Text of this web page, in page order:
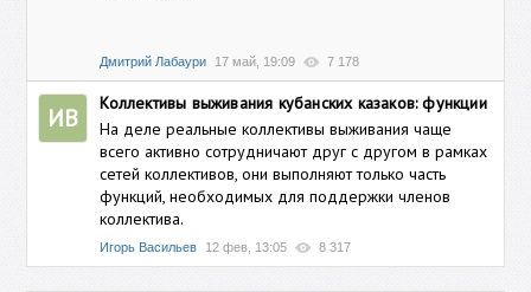
Дмитрий Лабаури 17 май, 19:09 7 178
ИВ
Коллективы выживания кубанских казаков: функции
На деле реальные коллективы выживания чаще
всего активно сотрудничают друг с другом в рамках
сетей коллективов, они выполняют только часть
функций, необходимых для поддержки членов
коллектива.
Игорь Васильев 12 фев, 13:05 8 317